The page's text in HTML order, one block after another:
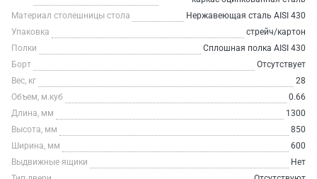
Материал столешницы стола
Нержавеющая сталь AISI 430
Упаковка
стрейч/картон
Полки
Сплошная полка AISI 430
Борт
Отсутствует
Вес, кг
28
Объем, м.куб
0.66
Длина, мм
1300
Высота, мм
850
Ширина, мм
600
Выдвижные ящики
Нет